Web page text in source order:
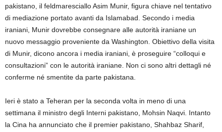
pakistano, il feldmaresciallo Asim Munir, figura chiave nel tentativo
di mediazione portato avanti da Islamabad. Secondo i media
iraniani, Munir dovrebbe consegnare alle autorità iraniane un
nuovo messaggio proveniente da Washington. Obiettivo della visita
di Munir, dicono ancora i media iraniani, è proseguire “colloqui e
consultazioni” con le autorità iraniane. Non ci sono altri dettagli né
conferme né smentite da parte pakistana.
Ieri è stato a Teheran per la seconda volta in meno di una
settimana il ministro degli Interni pakistano, Mohsin Naqvi. Intanto
la Cina ha annunciato che il premier pakistano, Shahbaz Sharif,